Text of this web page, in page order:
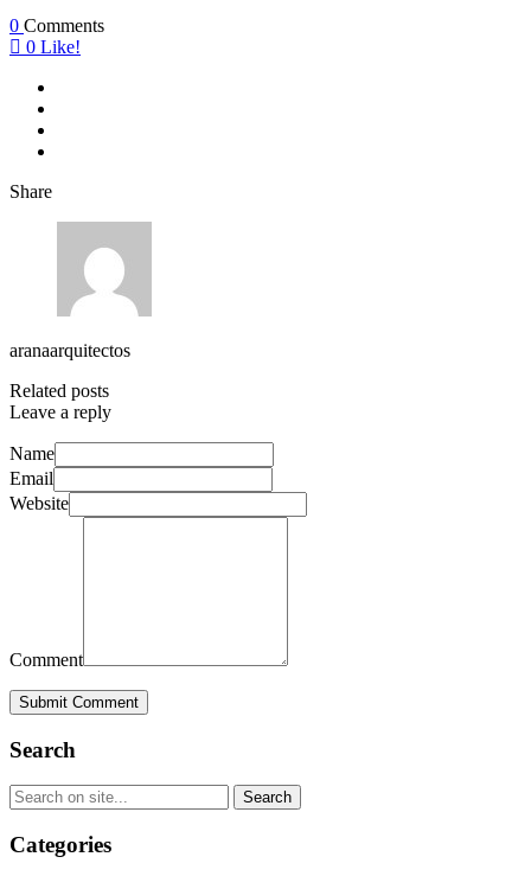
0 Comments
0 Like!
Share
aranaarquitectos
Related posts
Leave a reply
Name
Email
Website
Comment
Submit Comment
Search
Categories